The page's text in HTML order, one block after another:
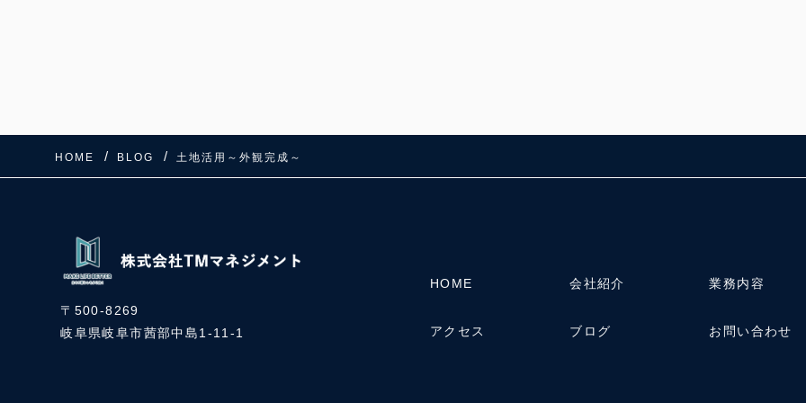
HOME BLOG 土地活用～外観完成～
〒500-8269
岐阜県岐阜市茜部中島1-11-1
HOME 会社紹介 業務内容
アクセス ブログ お問い合わせ